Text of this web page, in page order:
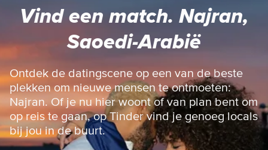
r
o
e
p
a
g
i
n
a
Vind een match. Najran,
Saoedi-Arabië
Ontdek de datingscene op een van de beste
plekken om nieuwe mensen te ontmoeten:
Najran. Of je nu hier woont of van plan bent om
op reis te gaan, op Tinder vind je genoeg locals
bij jou in de buurt.